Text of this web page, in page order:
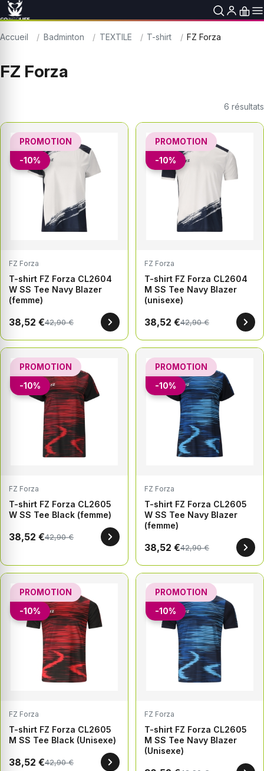
Accueil Badminton TEXTILE T-shirt FZ Forza
FZ Forza
6 résultats
PROMOTION
-10%
FZ Forza
T-shirt FZ Forza CL2604
W SS Tee Navy Blazer
(femme)
38,52 €42,90 €
PROMOTION
-10%
FZ Forza
T-shirt FZ Forza CL2604
M SS Tee Navy Blazer
(unisexe)
38,52 €42,90 €
PROMOTION
-10%
FZ Forza
T-shirt FZ Forza CL2605
W SS Tee Black (femme)
38,52 €42,90 €
PROMOTION
-10%
FZ Forza
T-shirt FZ Forza CL2605
W SS Tee Navy Blazer
(femme)
38,52 €42,90 €
PROMOTION
-10%
FZ Forza
T-shirt FZ Forza CL2605
M SS Tee Black (Unisexe)
38,52 €42,90 €
PROMOTION
-10%
FZ Forza
T-shirt FZ Forza CL2605
M SS Tee Navy Blazer
(Unisexe)